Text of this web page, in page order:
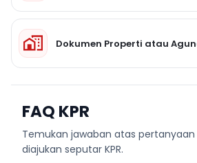
Dokumen Properti atau
FAQ KPR
Temukan jawaban atas
diajukan seputar KPR.